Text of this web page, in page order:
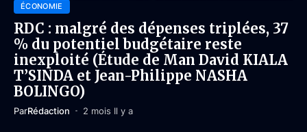
ÉCONOMIE
RDC : malgré des dépenses triplées, 37
% du potentiel budgétaire reste
inexploité (Étude de Man David KIALA
T’SINDA et Jean-Philippe NASHA
BOLINGO)
ParRédaction 2 mois Il y a